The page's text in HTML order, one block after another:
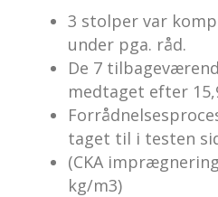
3 stolper var
under pga. råd.
De 7
medtaget efter
taget til i testen
(CKA
kg/m3)